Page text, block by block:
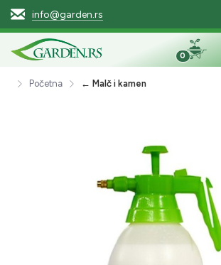
info@garden.rs
0
Početna ← Malč i kamen